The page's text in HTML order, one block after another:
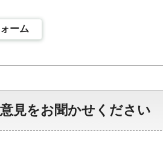
ーム
見をお聞かせください